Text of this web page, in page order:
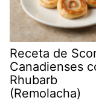
Receta de
Canadienses
Rhubarb
(Remolacha)